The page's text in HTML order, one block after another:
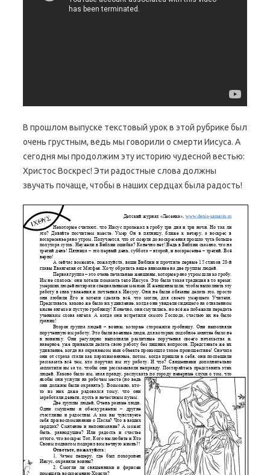
В прошлом выпуске текстовый урок в этой рубрике был
очень грустным, ведь мы говорили о смерти Иисуса. А
сегодня мы продолжим эту историю чудесной вестью:
Христос Воскрес! Эти радостные слова должны
звучать почаще, чтобы в наших сердцах была радость!